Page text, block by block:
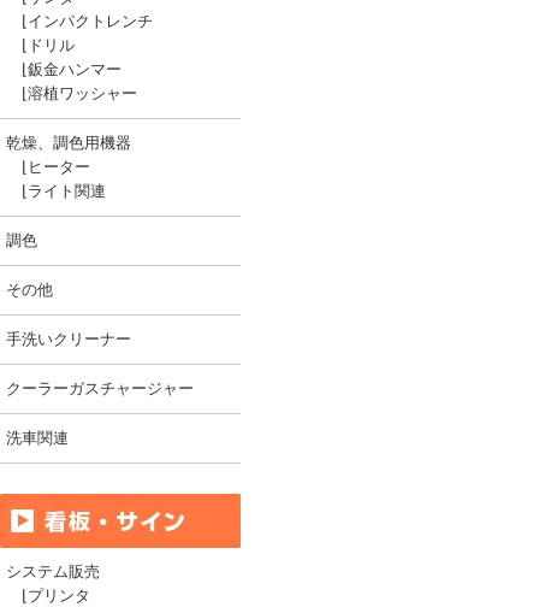
インパクトレンチ
ドリル
鈑金ハンマー
溶植ワッシャー
乾燥、調色用機器
ヒーター
ライト関連
調色
その他
手洗いクリーナー
クーラーガスチャージャー
洗車関連
システム販売
プリンタ